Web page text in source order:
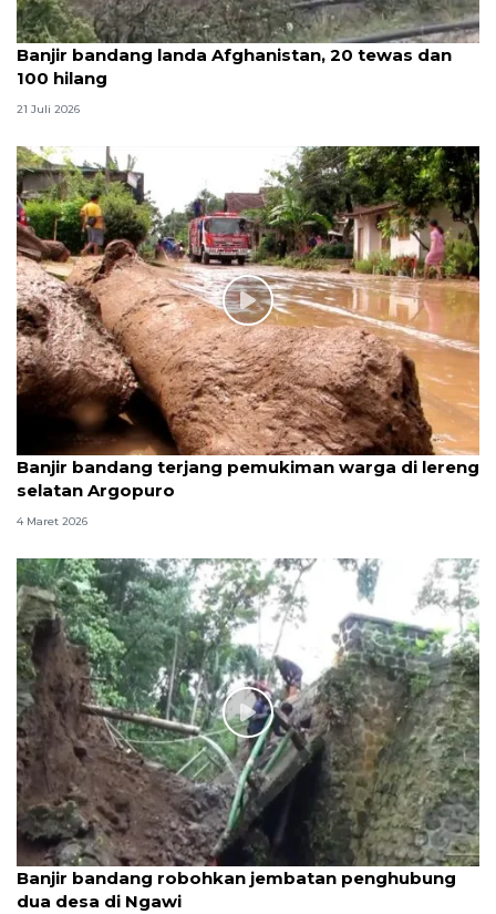
Banjir bandang landa Afghanistan, 20 tewas dan
100 hilang
21 Juli 2026
Banjir bandang terjang pemukiman warga di lereng
selatan Argopuro
4 Maret 2026
Banjir bandang robohkan jembatan penghubung
dua desa di Ngawi